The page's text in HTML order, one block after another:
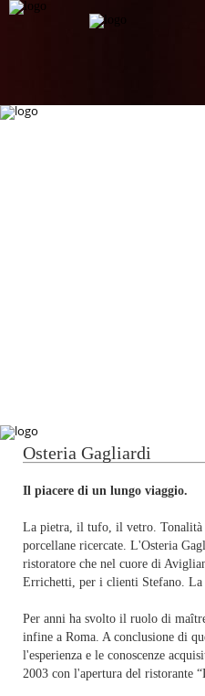
Osteria Gagliardi
Il piacere di un lungo viaggio.
La pietra, il tufo, il vetro. Tonalità
porcellane ricercate. L'Osteria
ristoratore che nel cuore di
Errichetti, per i clienti Stefano. La
Per anni ha svolto il ruolo di
infine a Roma. A conclusione di
l'esperienza e le conoscenze
2003 con l'apertura del ristorante